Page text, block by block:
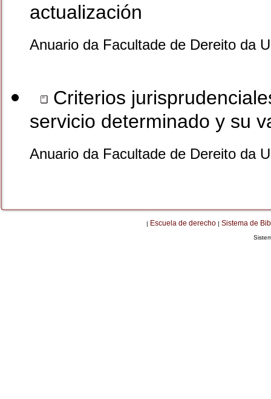
actualización
Anuario da Facultade de Dereito da
Criterios
servicio determinado y su
Anuario da Facultade de Dereito da
| Escuela de derecho | Sistema de